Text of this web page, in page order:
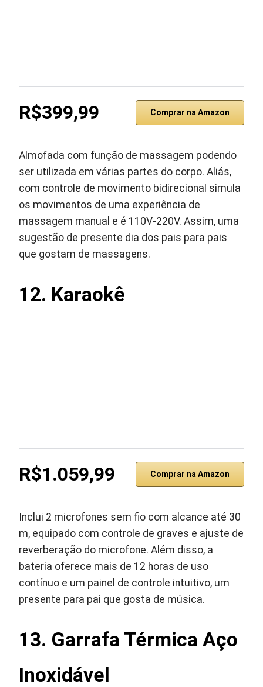
R$399,99 Comprar na Amazon
Almofada com função de massagem podendo
ser utilizada em várias partes do corpo. Aliás,
com controle de movimento bidirecional simula
os movimentos de uma experiência de
massagem manual e é 110V-220V. Assim, uma
sugestão de presente dia dos pais para pais
que gostam de massagens.
12. Karaokê
R$1.059,99 Comprar na Amazon
Inclui 2 microfones sem fio com alcance até 30
m, equipado com controle de graves e ajuste de
reverberação do microfone. Além disso, a
bateria oferece mais de 12 horas de uso
contínuo e um painel de controle intuitivo, um
presente para pai que gosta de música.
13. Garrafa Térmica Aço
Inoxidável